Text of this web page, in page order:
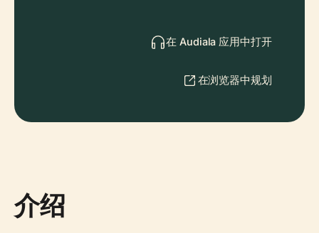
在 Audiala 应用中打开
在浏览器中规划
介绍